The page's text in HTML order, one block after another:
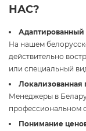
НАС?
Адаптированный
На нашем
действительно
или специальный
Локализованная
Менеджеры в
профессиональном
Понимание